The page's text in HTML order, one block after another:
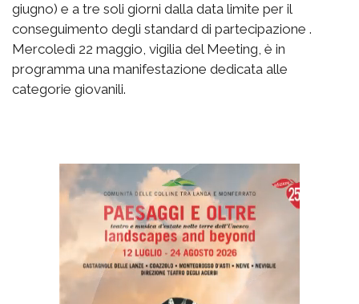
giugno) e a tre soli giorni dalla data limite per il
conseguimento degli standard di partecipazione .
Mercoledì 22 maggio, vigilia del Meeting, è in
programma una manifestazione dedicata alle
categorie giovanili.